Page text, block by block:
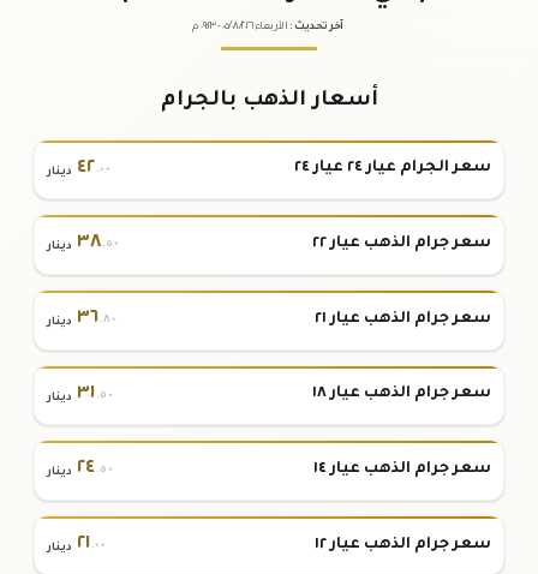
آخر تحديث : الأربعاء ٠٥ /٠٨/٢٠٢٦ - ٠٩:٢٣م
أسعار الذهب بالجرام
سعر الجرام عيار ٢٤ عيار ٢٤ ٤٢.٠٠ دينار
سعر جرام الذهب عيار ٢٢ ٣٨.٥٠ دينار
سعر جرام الذهب عيار ٢١ ٣٦.٨٠ دينار
سعر جرام الذهب عيار ١٨ ٣١.٥٠ دينار
سعر جرام الذهب عيار ١٤ ٢٤.٥٠ دينار
سعر جرام الذهب عيار ١٢ ٢١.٠٠ دينار